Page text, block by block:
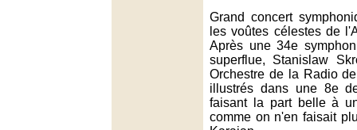
Grand concert
les voûtes célestes de
Après une 34e
superflue, Stanislaw
Orchestre de la Radio
illustrés dans une 8e
faisant la part belle à
comme on n'en faisait